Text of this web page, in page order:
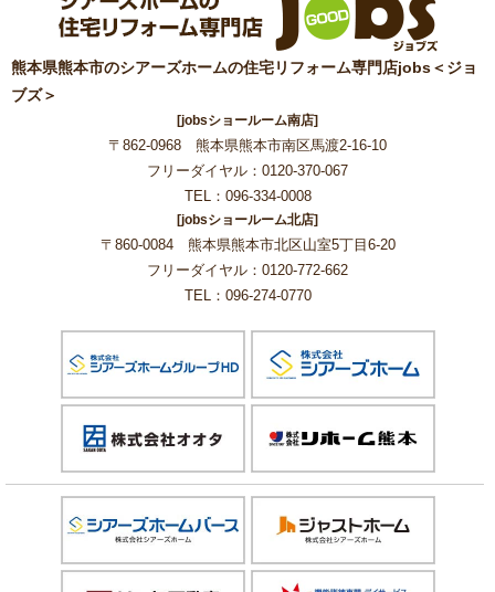
熊本県熊本市のシアーズホームの住宅リフォーム専門店jobs＜ジョ
ブズ＞
[jobsショールーム南店]
〒862-0968 熊本県熊本市南区馬渡2-16-10
フリーダイヤル：0120-370-067
TEL：096-334-0008
[jobsショールーム北店]
〒860-0084 熊本県熊本市北区山室5丁目6-20
フリーダイヤル：0120-772-662
TEL：096-274-0770